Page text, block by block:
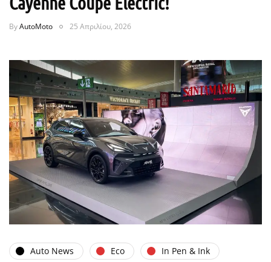
ByAutoMoto 25 Απριλίου, 2026
Auto News Eco In Pen & Ink